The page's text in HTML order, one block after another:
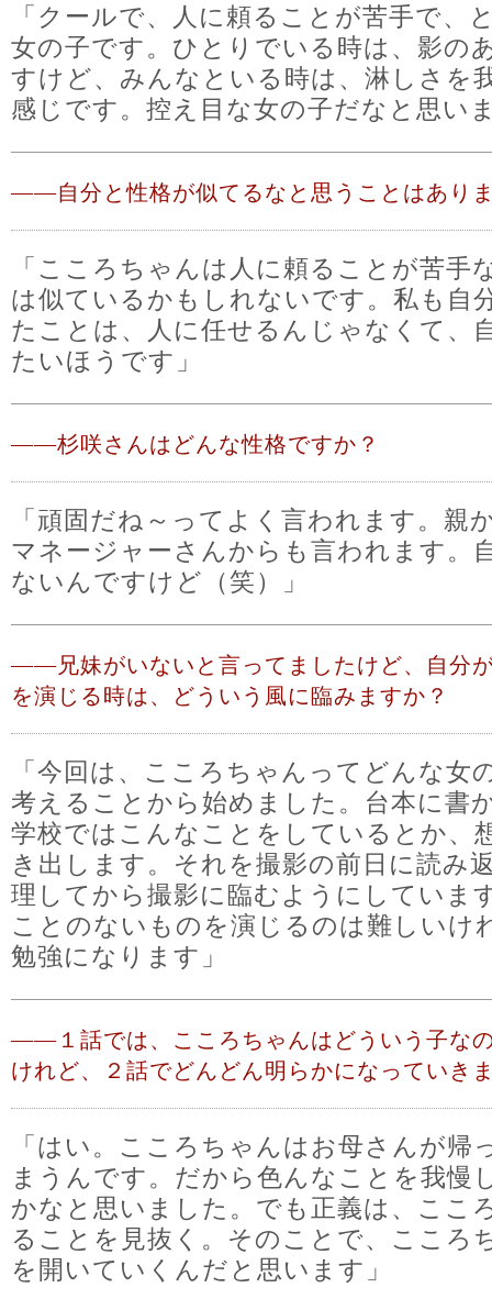
「クールで、人に頼ることが苦手で、
女の子です。ひとりでいる時は、影の
すけど、みんなといる時は、淋しさを
感じです。控え目な女の子だなと思い
――自分と性格が似てるなと思うことはあり
「こころちゃんは人に頼ることが苦手
は似ているかもしれないです。私も自
たことは、人に任せるんじゃなくて、
たいほうです」
――杉咲さんはどんな性格ですか？
「頑固だね～ってよく言われます。親
マネージャーさんからも言われます。
ないんですけど（笑）」
――兄妹がいないと言ってましたけど、自分
を演じる時は、どういう風に臨みますか？
「今回は、こころちゃんってどんな女
考えることから始めました。台本に書
学校ではこんなことをしているとか、
き出します。それを撮影の前日に読み
理してから撮影に臨むようにしていま
ことのないものを演じるのは難しいけ
勉強になります」
―― １話では、こころちゃんはどういう子な
けれど、２話でどんどん明らかになっていき
「はい。こころちゃんはお母さんが帰
まうんです。だから色んなことを我慢
かなと思いました。でも正義は、ここ
ることを見抜く。そのことで、こころ
を開いていくんだと思います」